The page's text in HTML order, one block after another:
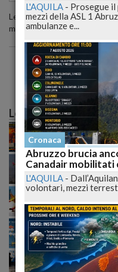
Le dichiarazioni del
maggioranza su rifiuti e piano
Le più lette
Caldo record
arrivare, poi una
Incendio tra Lucoli e
il monitoraggio
Incendi senza tregua
Meteo ribaltato nel
ecco dove colpirà
Trump alza la
diplomazia ormai
L'AQUILA - Prosegue il
mezzi della ASL 1
ambulanze e...
Cronaca
Abruzzo brucia
Canadair mobilitati
L'AQUILA -
volontari, mezzi